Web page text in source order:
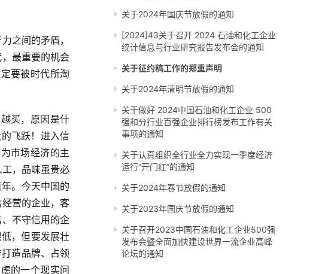
之间的矛盾，
最重要的机会
要被时代所淘
买，原因是什
飞跃！进入信
市场经济的主
，品味虽贵必
。今天中国的
营的企业，客
不守信用的企
，但要发展壮
造品牌、占领
的一个现实问
关于2024年国庆节放假的通知
[2024]43关于召开 2024 石油和化工企业
统计信息与行业研究报告发布会的通知
关于征约稿工作的郑重声明
关于2024年清明节放假的通知
关于做好 2024中国石油和化工企业 500
强和分行业百强企业排行榜发布工作有关
事项的通知
关于认真组织全行业全力实现一季度经济
运行“开门红”的通知
关于2024年春节放假的通知
关于2023年国庆节放假的通知
关于召开2023中国石油和化工企业500强
发布会暨全面加快建设世界一流企业高峰
论坛的通知